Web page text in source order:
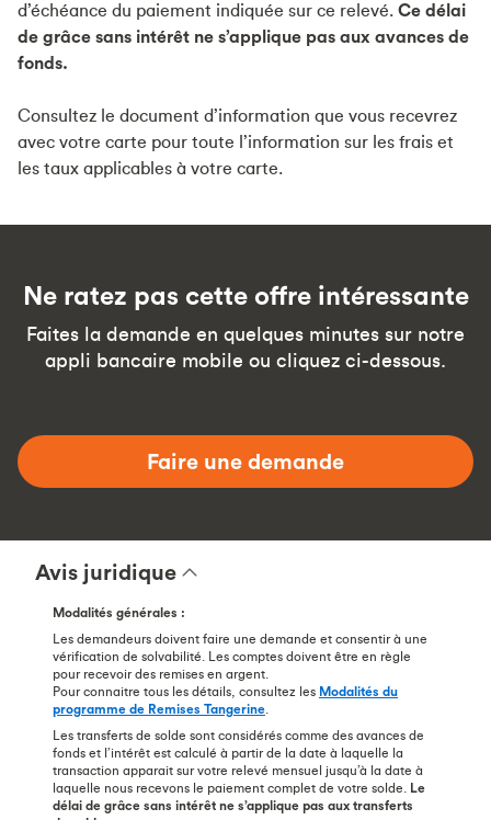
d’échéance du paiement indiquée sur ce relevé. Ce délai
de grâce sans intérêt ne s’applique pas aux avances de
fonds.
Consultez le document d’information que vous recevrez
avec votre carte pour toute l’information sur les frais et
les taux applicables à votre carte.
Ne ratez pas cette offre intéressante
Faites la demande en quelques minutes sur notre
appli bancaire mobile ou cliquez ci-dessous.
Faire une demande
Avis juridique
Modalités générales :
Les demandeurs doivent faire une demande et consentir à une
vérification de solvabilité. Les comptes doivent être en règle
pour recevoir des remises en argent.
Pour connaitre tous les détails, consultez les Modalités du
programme de Remises Tangerine
Les transferts de solde sont considérés comme des avances de
fonds et l’intérêt est calculé à partir de la date à laquelle la
transaction apparait sur votre relevé mensuel jusqu’à la date à
laquelle nous recevons le paiement complet de votre solde. Le
délai de grâce sans intérêt ne s’applique pas aux transferts